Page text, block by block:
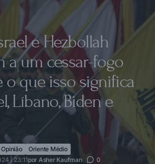
e Hezbollah
a um cessar-fogo
o que isso significa
Líbano, Biden e
Opinião
Oriente Médio
| 23:11por Asher Kaufman 0